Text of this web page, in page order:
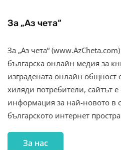
За „Аз чета“
За „Аз чета“
българска онлайн медия за
изградената онлайн общност
хиляди потребители, сайтът
информация за най-новото в
българското интернет
За нас